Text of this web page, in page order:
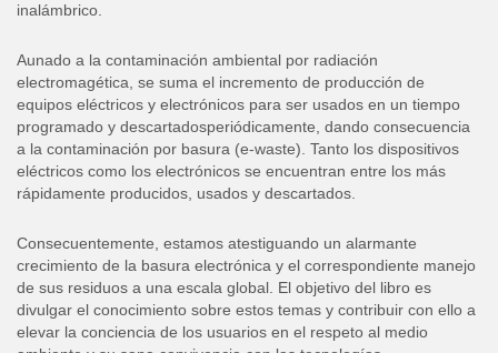
inalámbrico.
Aunado a la contaminación ambiental por radiación
electromagética, se suma el incremento de producción de
equipos eléctricos y electrónicos para ser usados en un tiempo
programado y descartadosperiódicamente, dando consecuencia
a la contaminación por basura (e-waste). Tanto los dispositivos
eléctricos como los electrónicos se encuentran entre los más
rápidamente producidos, usados y descartados.
Consecuentemente, estamos atestiguando un alarmante
crecimiento de la basura electrónica y el correspondiente manejo
de sus residuos a una escala global. El objetivo del libro es
divulgar el conocimiento sobre estos temas y contribuir con ello a
elevar la conciencia de los usuarios en el respeto al medio